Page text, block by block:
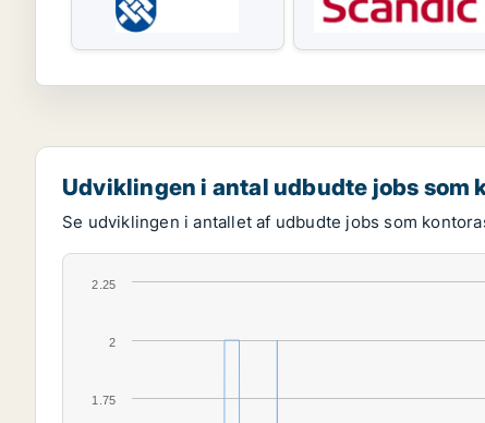
Udviklingen i antal udbudte jobs som
Se udviklingen i antallet af udbudte jobs som
2
1.75
2.25